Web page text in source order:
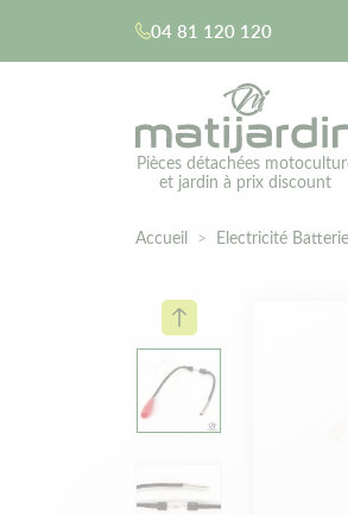
04 81 120 120
Pièces détachées
et jardin à prix discount
Accueil Electricité